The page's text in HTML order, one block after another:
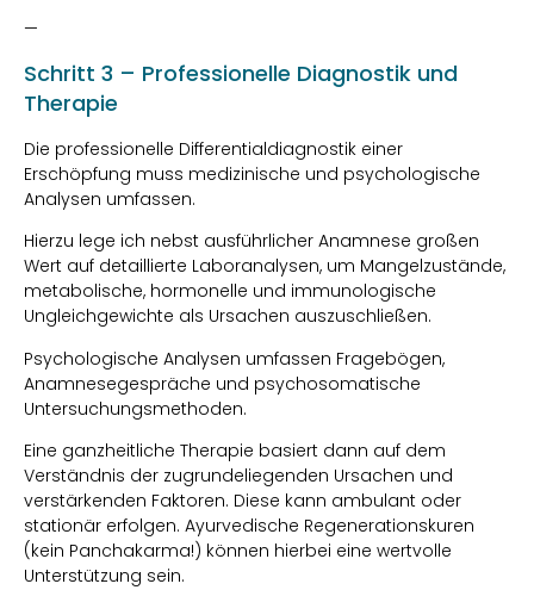
—
Schritt 3 – Professionelle Diagnostik und
Therapie
Die professionelle Differentialdiagnostik einer
Erschöpfung muss medizinische und psychologische
Analysen umfassen.
Hierzu lege ich nebst ausführlicher Anamnese großen
Wert auf detaillierte Laboranalysen, um Mangelzustände,
metabolische, hormonelle und immunologische
Ungleichgewichte als Ursachen auszuschließen.
Psychologische Analysen umfassen Fragebögen,
Anamnesegespräche und psychosomatische
Untersuchungsmethoden.
Eine ganzheitliche Therapie basiert dann auf dem
Verständnis der zugrundeliegenden Ursachen und
verstärkenden Faktoren. Diese kann ambulant oder
stationär erfolgen. Ayurvedische Regenerationskuren
(kein Panchakarma!) können hierbei eine wertvolle
Unterstützung sein.